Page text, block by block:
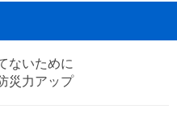
ないために
災力アップ